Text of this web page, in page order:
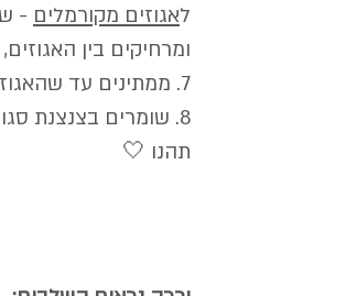
לאגוזים מקורמלים -
ומרחיקים בין
7. ממתינים עד שהאגוזים מתקררים ומתייבשים לחלוטין.
8. שומרים בצנצנת סגורה היטב.
תהנו 🤍